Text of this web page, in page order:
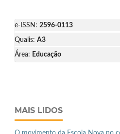
e-ISSN: 2596-0113
Qualis: A3
Área: Educação
MAIS LIDOS